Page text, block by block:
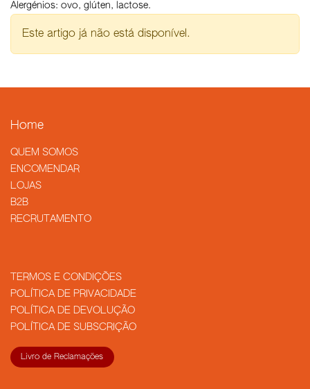
Alergénios: ovo, glúten, lactose.
Este artigo já não está disponível.
Home
QUEM SOMOS
​ENCOMENDAR
LOJAS
B2B
RECRUTAMENTO
TERMOS E CONDIÇÕES
POLÍTICA DE PRIVACIDADE
POLÍTICA DE DEVOLUÇÃO
POLÍTICA DE SUBSCRIÇÃO
Livro de Reclamações